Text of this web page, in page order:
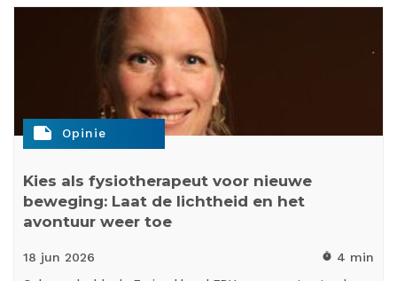
note Opinie
Kies als fysiotherapeut voor nieuwe
beweging: Laat de lichtheid en het
avontuur weer toe
18 jun 2026 timer 4 min